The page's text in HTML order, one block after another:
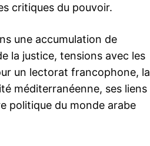
critiques du pouvoir.
une accumulation de
la justice, tensions avec les
un lectorat francophone, la
méditerranéenne, ses liens
politique du monde arabe